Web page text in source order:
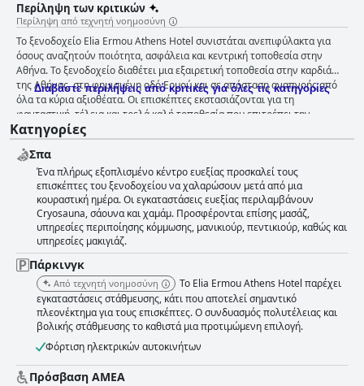
Περίληψη των κριτικών
Περίληψη από τεχνητή νοημοσύνη
Το ξενοδοχείο Elia Ermou Athens Hotel συνιστάται ανεπιφύλακτα για
όσους αναζητούν ποιότητα, ασφάλεια και κεντρική τοποθεσία στην
Αθήνα. Το ξενοδοχείο διαθέτει μια εξαιρετική τοποθεσία στην καρδιά
της Αθήνας, στη φημισμένη οδό Ερμού και σε απόσταση αναπνοής από
όλα τα κύρια αξιοθέατα. Οι επισκέπτες εκστασιάζονται για τη
φανταστική, τέλεια και τρελά καλή τοποθεσία που επιτρέπει την
απόσταση με τα πόδια από όλα τα αξιοθέατα και τις γνωστές γειτονιές
όπως η Πλάκα και το Ψυρρή. Το εστιατόριο και τα δωμάτια του
ξενοδοχείου προσφέρουν θέα στην Ακρόπολη, κάνοντας τη διαμονή
ακόμα πιο απολαυστική. Το πρωινό στο Elia Ermou Athens Hotel έχει
λάβει πολλές θετικές κριτικές από τους επισκέπτες, με πολλούς να
επαινούν τη μεγάλη ποικιλία και τη γεύση του πρωινού, το οποίο
σερβιριζόταν καθημερινά στο εστιατόριο στον τελευταίο όροφο με
εκπληκτική θέα στην Ακρόπολη. Τα δωμάτια είναι ευρύχωρα, όμορφα
σχεδιασμένα και άρτια εξοπλισμένα με άνετα κρεβάτια και πολυτελείς
ανέσεις. Οι επισκέπτες μπορούν να απολαύσουν εξαιρετική θέα στην
Ακρόπολη από ορισμένα δωμάτια και μπαλκόνια. Το προσωπικό είναι
φιλικό και εξυπηρετικό και το ξενοδοχείο είναι εξαιρετικά καθαρό. Παρά
τις λίγες αρνητικές εμπειρίες, οι επισκέπτες έχουν σταθερά θετικά
σχόλια για τις υπηρεσίες που παρέχει το προσωπικό σε όλο το
ξενοδοχείο, από την καθαριότητα μέχρι το check-in. Συνολικά, οι
επισκέπτες περιγράφουν το προσωπικό ως επαγγελματικό, προσεκτικό
και φιλόξενο.
Διαβάστε περιλήψεις από κριτικές για όλες τις κατηγορίες
Κατηγορίες
Σπα
Ένα πλήρως εξοπλισμένο κέντρο ευεξίας προσκαλεί τους
επισκέπτες του ξενοδοχείου να χαλαρώσουν μετά από μια
κουραστική ημέρα. Οι εγκαταστάσεις ευεξίας περιλαμβάνουν
Cryosauna, σάουνα και χαμάμ. Προσφέρονται επίσης μασάζ,
υπηρεσίες περιποίησης κόμμωσης, μανικιούρ, πεντικιούρ, καθώς και
υπηρεσίες μακιγιάζ.
Πάρκινγκ
Από τεχνητή νοημοσύνη
Το Elia Ermou Athens Hotel παρέχει
εγκαταστάσεις στάθμευσης, κάτι που αποτελεί σημαντικό
πλεονέκτημα για τους επισκέπτες. Ο συνδυασμός πολυτέλειας και
βολικής στάθμευσης το καθιστά μια προτιμώμενη επιλογή.
Φόρτιση ηλεκτρικών αυτοκινήτων
Πρόσβαση ΑΜΕΑ